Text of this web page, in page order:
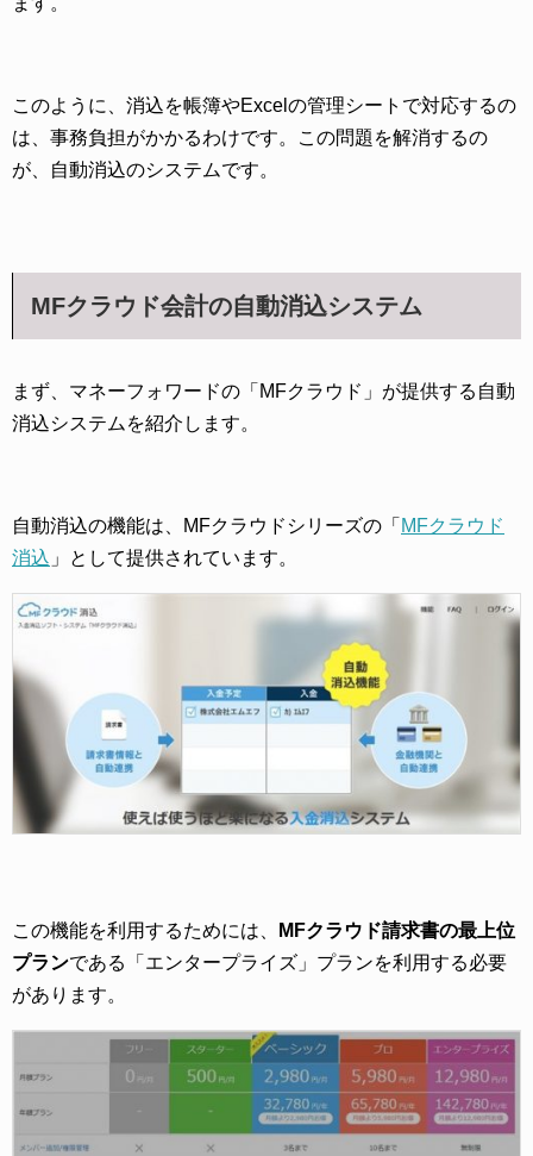
このように、消込を帳簿やExcelの管理シートで対応するの
は、事務負担がかかるわけです。この問題を解消するの
が、自動消込のシステムです。
MFクラウド会計の自動消込システム
まず、マネーフォワードの「MFクラウド」が提供する自動
消込システムを紹介します。
自動消込の機能は、MFクラウドシリーズの「 MFクラウド
消込 」として提供されています。
この機能を利用するためには、
MFクラウド請求書の最上位
プランである「エンタープライズ」プランを利用する必要
があります。